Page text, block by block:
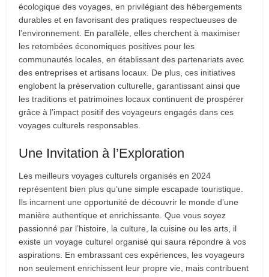
écologique des voyages, en privilégiant des hébergements
durables et en favorisant des pratiques respectueuses de
l’environnement. En parallèle, elles cherchent à maximiser
les retombées économiques positives pour les
communautés locales, en établissant des partenariats avec
des entreprises et artisans locaux. De plus, ces initiatives
englobent la préservation culturelle, garantissant ainsi que
les traditions et patrimoines locaux continuent de prospérer
grâce à l’impact positif des voyageurs engagés dans ces
voyages culturels responsables.
Une Invitation à l’Exploration
Les meilleurs voyages culturels organisés en 2024
représentent bien plus qu’une simple escapade touristique.
Ils incarnent une opportunité de découvrir le monde d’une
manière authentique et enrichissante. Que vous soyez
passionné par l’histoire, la culture, la cuisine ou les arts, il
existe un voyage culturel organisé qui saura répondre à vos
aspirations. En embrassant ces expériences, les voyageurs
non seulement enrichissent leur propre vie, mais contribuent